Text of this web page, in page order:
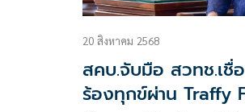
20 สิงหาคม 2568
สคบ.จับมือ สวทช.เชื่
ร้องทุกข์ผ่าน Traffy